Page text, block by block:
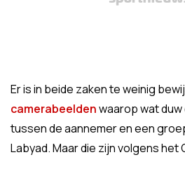
Er is in beide zaken te weinig
camerabeeldenwaarop wat
tussen de aannemer en een
Labyad. Maar die zijn volgens het